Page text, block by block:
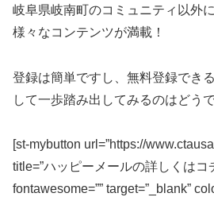
岐阜県岐南町のコミュニティ以外
様々なコンテンツが満載！
登録は簡単ですし、無料登録でき
して一歩踏み出してみるのはどうで
[st-mybutton url=”https://
title=”ハッピーメールの詳しくはコ
fontawesome=”” target=”_blank”